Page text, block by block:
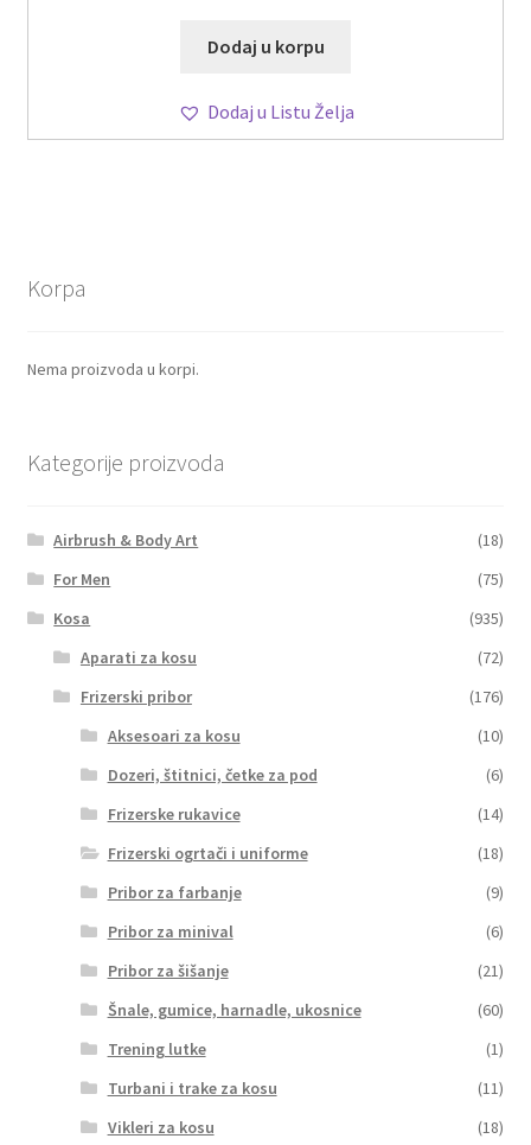
Dodaj u korpu
Dodaj u Listu Želja
Korpa
Nema proizvoda u korpi.
Kategorije proizvoda
Airbrush & Body Art
(18)
For Men
(75)
Kosa
(935)
Aparati za kosu
(72)
Frizerski pribor
(176)
Aksesoari za kosu
(10)
Dozeri, štitnici, četke za pod
(6)
Frizerske rukavice
(14)
Frizerski ogrtači i uniforme
(18)
Pribor za farbanje
(9)
Pribor za minival
(6)
Pribor za šišanje
(21)
Šnale, gumice, harnadle, ukosnice
(60)
Trening lutke
(1)
Turbani i trake za kosu
(11)
Vikleri za kosu
(18)